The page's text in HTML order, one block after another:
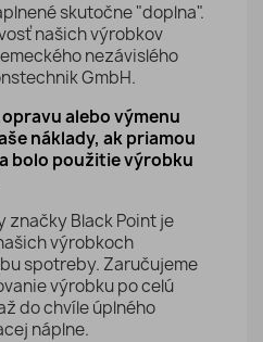
skutočne "doplna".
našich výrobkov
nezávislého
GmbH.
alebo výmenu
náklady, ak priamou
bolo použitie výrobku
značky Black Point je
výrobkoch
spotreby. Zaručujeme
výrobku po celú
do chvíle úplného
náplne.